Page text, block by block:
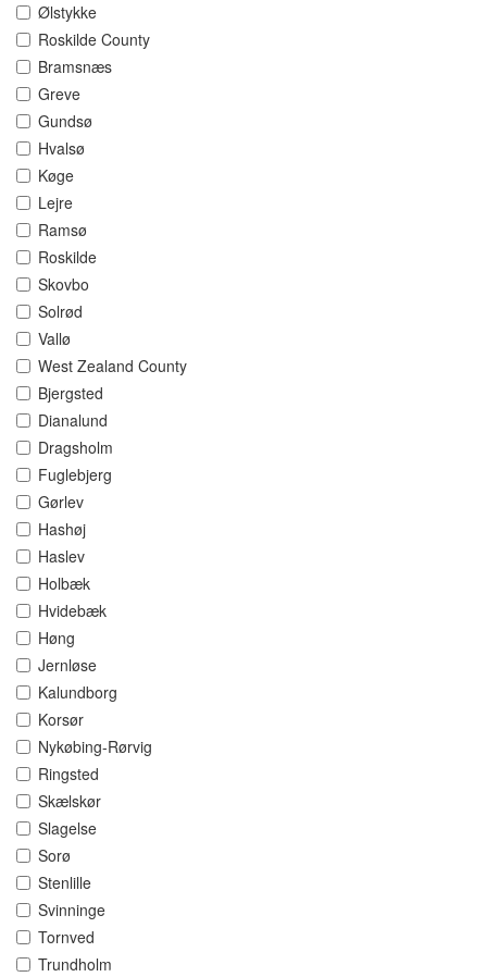
Ølstykke
Roskilde County
Bramsnæs
Greve
Gundsø
Hvalsø
Køge
Lejre
Ramsø
Roskilde
Skovbo
Solrød
Vallø
West Zealand County
Bjergsted
Dianalund
Dragsholm
Fuglebjerg
Gørlev
Hashøj
Haslev
Holbæk
Hvidebæk
Høng
Jernløse
Kalundborg
Korsør
Nykøbing-Rørvig
Ringsted
Skælskør
Slagelse
Sorø
Stenlille
Svinninge
Tornved
Trundholm